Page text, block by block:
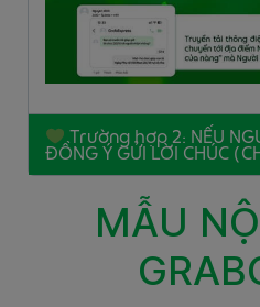
Trường hợp 2: NẾU
ĐỒNG Ý GỬI LỜI CHÚC
MẪU